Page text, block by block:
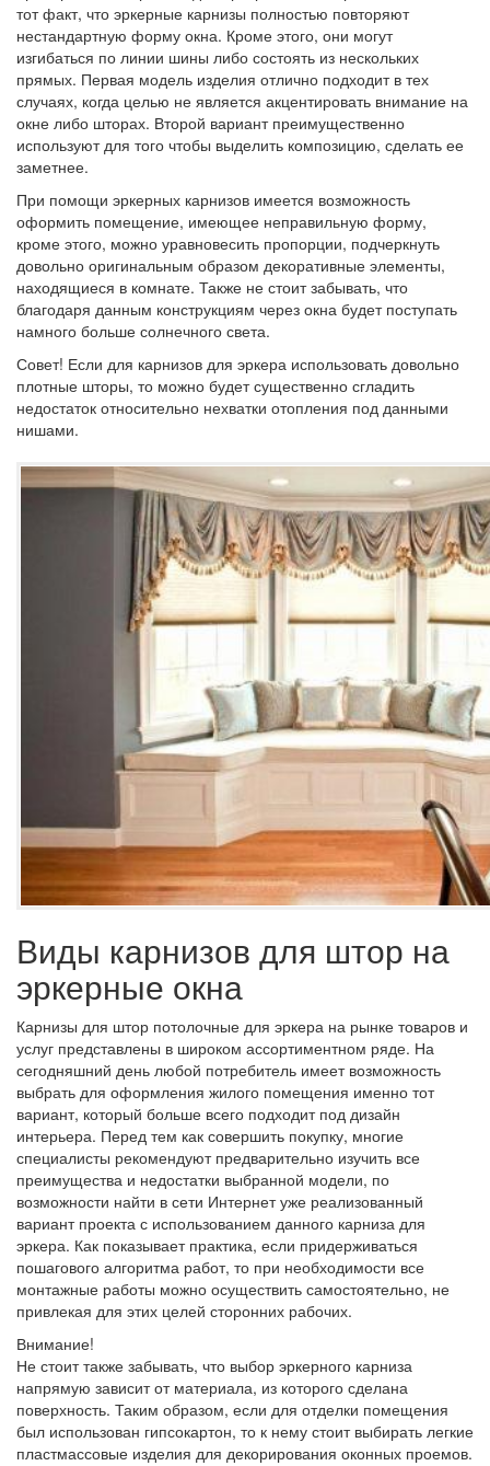
тот факт, что эркерные карнизы полностью повторяют
нестандартную форму окна. Кроме этого, они могут
изгибаться по линии шины либо состоять из нескольких
прямых. Первая модель изделия отлично подходит в тех
случаях, когда целью не является акцентировать внимание на
окне либо шторах. Второй вариант преимущественно
используют для того чтобы выделить композицию, сделать ее
заметнее.
При помощи эркерных карнизов имеется возможность
оформить помещение, имеющее неправильную форму,
кроме этого, можно уравновесить пропорции, подчеркнуть
довольно оригинальным образом декоративные элементы,
находящиеся в комнате. Также не стоит забывать, что
благодаря данным конструкциям через окна будет поступать
намного больше солнечного света.
Совет! Если для карнизов для эркера использовать довольно
плотные шторы, то можно будет существенно сгладить
недостаток относительно нехватки отопления под данными
нишами.
Виды карнизов для штор на
эркерные окна
Карнизы для штор потолочные для эркера на рынке товаров и
услуг представлены в широком ассортиментном ряде. На
сегодняшний день любой потребитель имеет возможность
выбрать для оформления жилого помещения именно тот
вариант, который больше всего подходит под дизайн
интерьера. Перед тем как совершить покупку, многие
специалисты рекомендуют предварительно изучить все
преимущества и недостатки выбранной модели, по
возможности найти в сети Интернет уже реализованный
вариант проекта с использованием данного карниза для
эркера. Как показывает практика, если придерживаться
пошагового алгоритма работ, то при необходимости все
монтажные работы можно осуществить самостоятельно, не
привлекая для этих целей сторонних рабочих.
Внимание!
Не стоит также забывать, что выбор эркерного карниза
напрямую зависит от материала, из которого сделана
поверхность. Таким образом, если для отделки помещения
был использован гипсокартон, то к нему стоит выбирать легкие
пластмассовые изделия для декорирования оконных проемов.